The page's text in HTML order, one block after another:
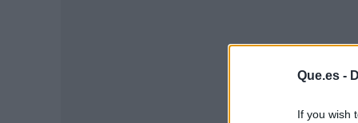
Que.es -
If you wish